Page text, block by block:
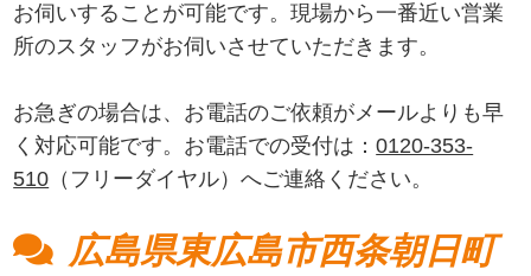
お伺いすることが可能です。現場から一番近い営業
所のスタッフがお伺いさせていただきます。
お急ぎの場合は、お電話のご依頼がメールよりも早
く対応可能です。お電話での受付は：0120-353-
510 （フリーダイヤル）へご連絡ください。
広島県東広島市西条朝日町